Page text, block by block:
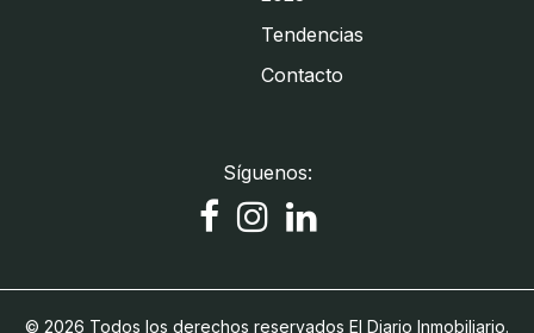
Tendencias
Contacto
Síguenos:
© 2026 Todos los derechos reservados El Diario Inmobiliario.